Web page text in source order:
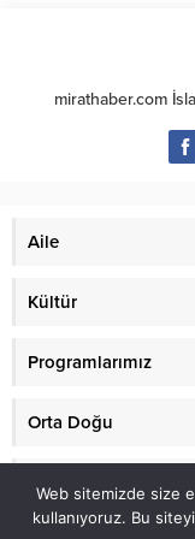
geçirmemiş kişilerden
sürdürülecek. İçişleri
ilin valiliklerine “PCR”
gönderdi. Genelgede,
aşı sürecini
mirathaber.com
Aile
Kültür
Programlarımız
Orta Doğu
Mirat TV
Web sitemizde size
kullanıyoruz. Bu